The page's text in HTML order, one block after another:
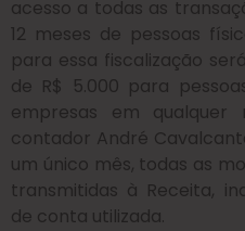
acesso a todas as
12 meses de pessoas
para essa fiscalização
de R$ 5.000 para
empresas em qualquer
contador André
um único mês, todas as
transmitidas à Receita,
de conta utilizada.